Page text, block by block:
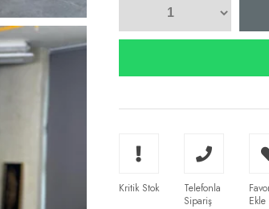
Kritik Stok
Telefonla
Sipariş
Ekle